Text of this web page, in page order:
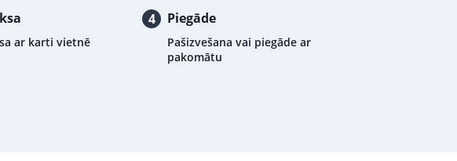
ar karti vietnē
4 Piegāde
Pašizvešana vai piegāde ar
pakomātu